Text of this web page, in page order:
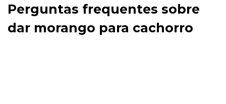
Perguntas frequentes sobre
dar morango para cachorro